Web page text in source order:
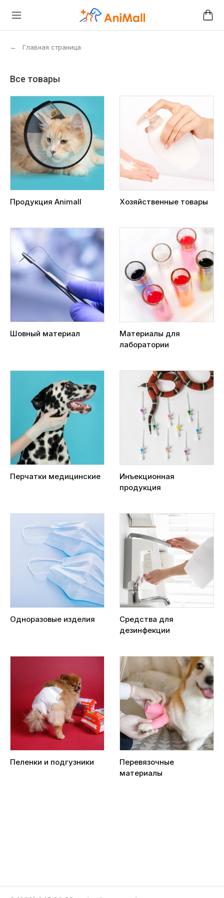
← Главная страница
Все товары
Продукция Animall Хозяйственные товары
Шовный материал
Материалы для
лаборатории
Перчатки медицинские
Инъекционная
продукция
Одноразовые изделия
Средства для
дезинфекции
Пеленки и подгузники
Перевязочные
материалы